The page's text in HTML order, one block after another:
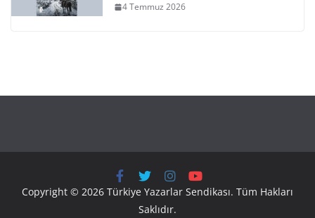
4 Temmuz 2026
Copyright © 2026 Türkiye Yazarlar Sendikası. Tüm Hakları
Saklıdır.